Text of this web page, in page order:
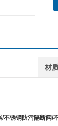
材质
不锈钢防污隔断阀/